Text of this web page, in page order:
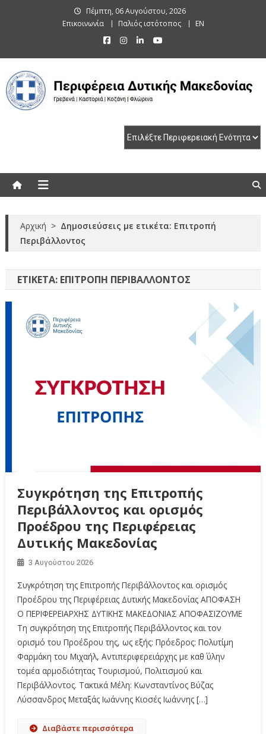
Πέμπτη, 06 Αυγούστου, 2026
Επικοινωνία
Παλιός ιστότοπος EN
Αρχική > Δημοσιεύσεις με ετικέτα: Επιτροπή
Περιβάλλοντος
ΕΤΙΚΈΤΑ: ΕΠΙΤΡΟΠΉ ΠΕΡΙΒΆΛΛΟΝΤΟΣ
Συγκρότηση της Επιτροπής
Περιβάλλοντος και ορισμός
Προέδρου της Περιφέρειας
Δυτικής Μακεδονίας
3 Αυγούστου 2026
Συγκρότηση της Επιτροπής Περιβάλλοντος και ορισμός
Προέδρου της Περιφέρειας Δυτικής Μακεδονίας ΑΠΟΦΑΣΗ
Ο ΠΕΡΙΦΕΡΕΙΑΡΧΗΣ ΔΥΤΙΚΗΣ ΜΑΚΕΔΟΝΙΑΣ ΑΠΟΦΑΣΙΖΟΥΜΕ
Τη συγκρότηση της Επιτροπής Περιβάλλοντος και τον
ορισμό του Προέδρου της, ως εξής: Πρόεδρος: Πολυτίμη
Φαρμάκη του Μιχαήλ, Αντιπεριφερειάρχης με καθ΄ ύλην
τομέα αρμοδιότητας Τουρισμού, Πολιτισμού και
Περιβάλλοντος. Τακτικά Μέλη: Κωνσταντίνος Βύζας
Λύσσανδρος Μεταξάς Ιωάννης Κιοσές Ιωάννης […]
Διαβάστε περισσότερα